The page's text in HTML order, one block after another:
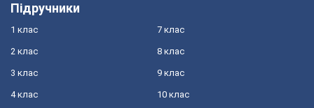
Підручники
1 клас
2 клас
3 клас
4 клас
7 клас
8 клас
9 клас
10 клас